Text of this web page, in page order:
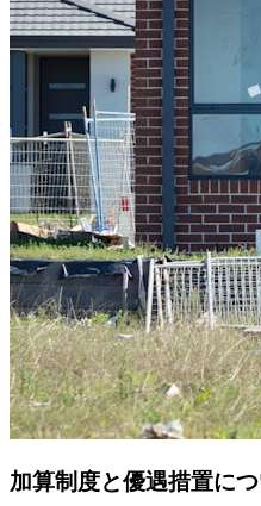
加算制度と優遇措置に